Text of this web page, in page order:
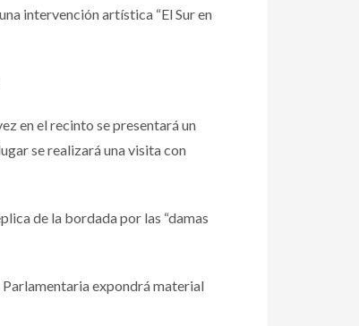
intervención artística “El Sur en
en el recinto se presentará un
se realizará una visita con
de la bordada por las “damas
expondrá material